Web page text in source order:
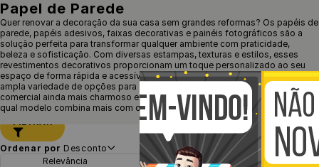
Papel de Parede
Quer renovar a decoração da sua casa sem grandes reformas? Os papéis de
parede, papéis adesivos, faixas decorativas e painéis fotográficos são a
solução perfeita para transformar qualquer ambiente com praticidade,
beleza e sofisticação. Com diversas estampas, texturas e estilos, esses
revestimentos decorativos proporcionam um toque personalizado ao seu
espaço de forma rápida e acessível. NaGF Casa Decor, você encontra uma
ampla variedade de opções para deixar sua casa, escritório ou espaço
comercial ainda mais charmoso e aconchegante. Continue lendo e descubra
qual modelo combina mais com o seu estilo!
Ordenar por Desconto
Relevância
Mais vendidos